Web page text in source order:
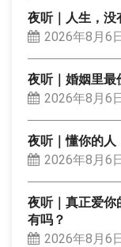
夜听｜人生，没
2026年8月6
夜听｜婚姻里最
2026年8月6
夜听｜懂你的人
2026年8月6
夜听｜真正爱你
有吗？
2026年8月6